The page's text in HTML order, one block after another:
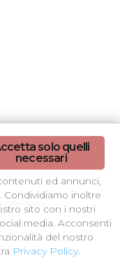
solo quelli
necessari
ed annunci,
Condividiamo inoltre
sito con i nostri
media. Acconsenti
del nostro
Privacy Policy